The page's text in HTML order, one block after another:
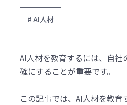
# AI人材
AI人材を教育するには、自
確にすることが重要です。
この記事では、AI人材を教育